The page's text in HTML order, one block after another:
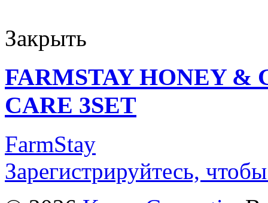
Закрыть
FARMSTAY HONEY &
CARE 3SET
FarmStay
Зарегистрируйтесь,